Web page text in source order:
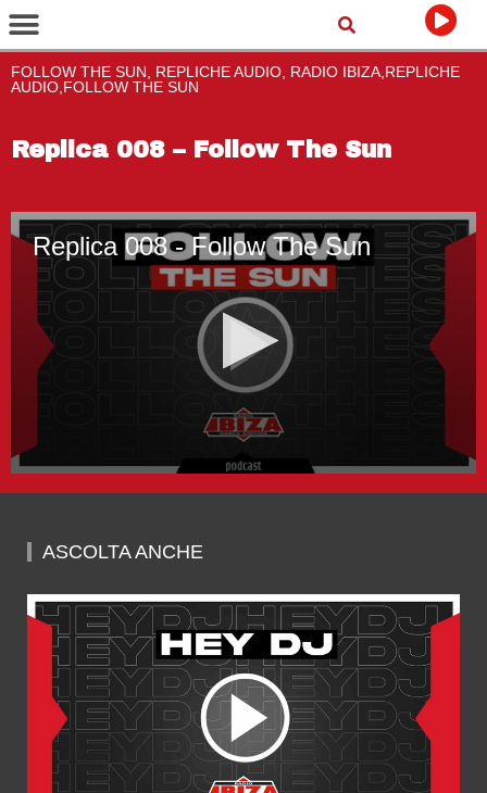
FOLLOW THE SUN, REPLICHE AUDIO, RADIO IBIZA,REPLICHE
AUDIO,FOLLOW THE SUN
Replica 008 – Follow The Sun
Replica 008 - Follow The Sun
seconds
hour,
59
seconds
ASCOLTA ANCHE